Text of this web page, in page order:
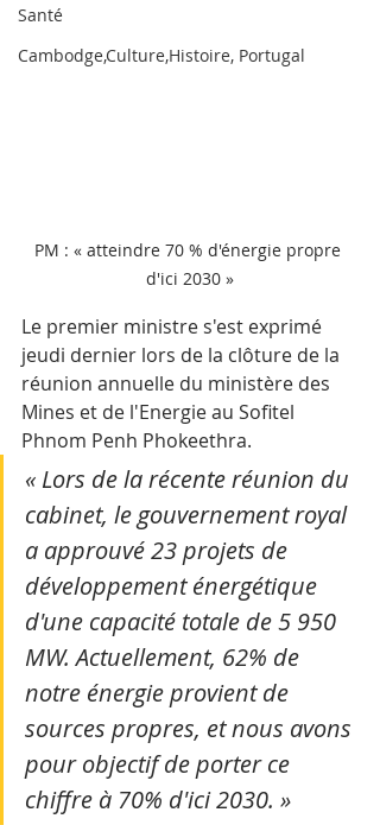
Santé
Cambodge,Culture,Histoire, Portugal
PM : « atteindre 70 % d'énergie propre
d'ici 2030 »
Le premier ministre s'est exprimé
jeudi dernier lors de la clôture de la
réunion annuelle du ministère des
Mines et de l'Energie au Sofitel
Phnom Penh Phokeethra.
« Lors de la récente réunion du
cabinet, le gouvernement royal
a approuvé 23 projets de
développement énergétique
d'une capacité totale de 5 950
MW. Actuellement, 62% de
notre énergie provient de
sources propres, et nous avons
pour objectif de porter ce
chiffre à 70% d'ici 2030. »